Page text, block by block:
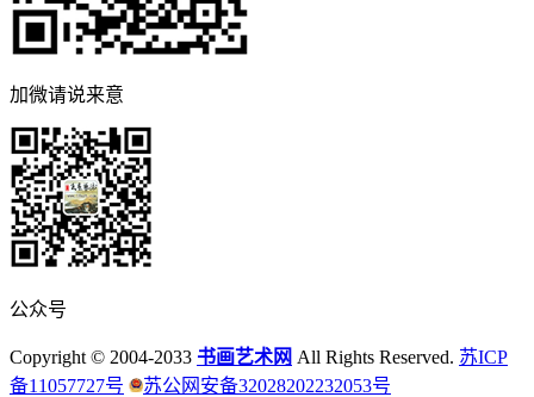
加微请说来意
公众号
Copyright © 2004-2033 书画艺术网 All Rights Reserved. 苏ICP
备11057727号
苏公网安备32028202232053号